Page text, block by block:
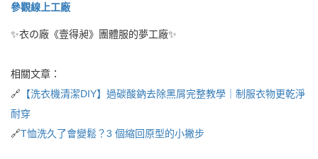
參觀線上工廠
✨衣の廠《壹得昶》團體服的夢工廠✨
相關文章：
🔗 【洗衣機清潔DIY】過碳酸鈉去除黑屑完整教學｜制服衣物更乾淨
耐穿
🔗T恤洗久了會變鬆？3 個縮回原型的小撇步